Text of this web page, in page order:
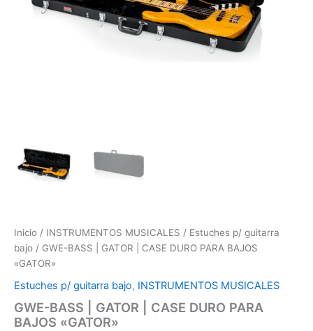
Inicio / INSTRUMENTOS MUSICALES / Estuches p/ guitarra
bajo / GWE-BASS | GATOR | CASE DURO PARA BAJOS
«GATOR»
Estuches p/ guitarra bajo, INSTRUMENTOS MUSICALES
GWE-BASS | GATOR | CASE DURO PARA
BAJOS «GATOR»